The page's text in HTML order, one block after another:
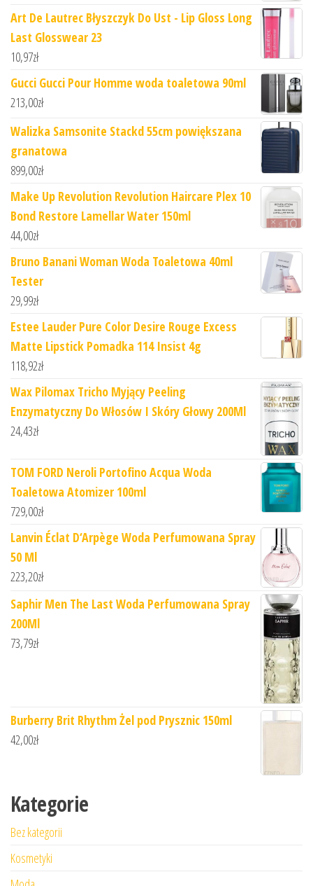
Art De Lautrec Błyszczyk Do Ust - Lip Gloss Long
Last Glosswear 23
10,97zł
Gucci Gucci Pour Homme woda toaletowa 90ml
213,00zł
Walizka Samsonite Stackd 55cm powiększana
granatowa
899,00zł
Make Up Revolution Revolution Haircare Plex 10
Bond Restore Lamellar Water 150ml
44,00zł
Bruno Banani Woman Woda Toaletowa 40ml
Tester
29,99zł
Estee Lauder Pure Color Desire Rouge Excess
Matte Lipstick Pomadka 114 Insist 4g
118,92zł
Wax Pilomax Tricho Myjący Peeling
Enzymatyczny Do Włosów I Skóry Głowy 200Ml
24,43zł
TOM FORD Neroli Portofino Acqua Woda
Toaletowa Atomizer 100ml
729,00zł
Lanvin Éclat D‘Arpège Woda Perfumowana Spray
50 Ml
223,20zł
Saphir Men The Last Woda Perfumowana Spray
200Ml
73,79zł
Burberry Brit Rhythm Żel pod Prysznic 150ml
42,00zł
Kategorie
Bez kategorii
Kosmetyki